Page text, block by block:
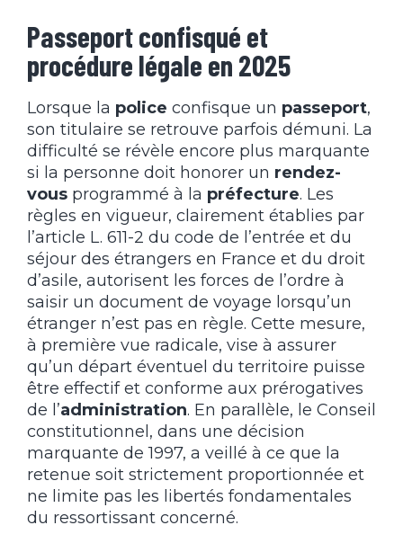
Passeport confisqué et
procédure légale en 2025
Lorsque la police confisque un passeport,
son titulaire se retrouve parfois démuni. La
difficulté se révèle encore plus marquante
si la personne doit honorer un rendez-
vous programmé à la préfecture. Les
règles en vigueur, clairement établies par
l’article L. 611-2 du code de l’entrée et du
séjour des étrangers en France et du droit
d’asile, autorisent les forces de l’ordre à
saisir un document de voyage lorsqu’un
étranger n’est pas en règle. Cette mesure,
à première vue radicale, vise à assurer
qu’un départ éventuel du territoire puisse
être effectif et conforme aux prérogatives
de l’administration. En parallèle, le Conseil
constitutionnel, dans une décision
marquante de 1997, a veillé à ce que la
retenue soit strictement proportionnée et
ne limite pas les libertés fondamentales
du ressortissant concerné.